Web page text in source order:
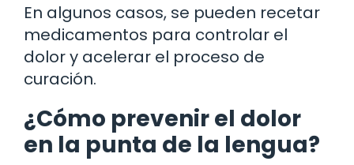
En algunos casos, se pueden recetar
medicamentos para controlar el
dolor y acelerar el proceso de
curación.
¿Cómo prevenir el dolor
en la punta de la lengua?